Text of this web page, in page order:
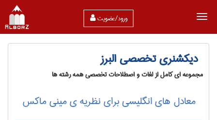
ورود/عضویت
دیکشنری تخصصی البرز
مجموعه ای کامل از لغات و اصطلاحات تخصصی همه رشته ها
معادل های انگلیسی برای نظریه ی مینی ماکس